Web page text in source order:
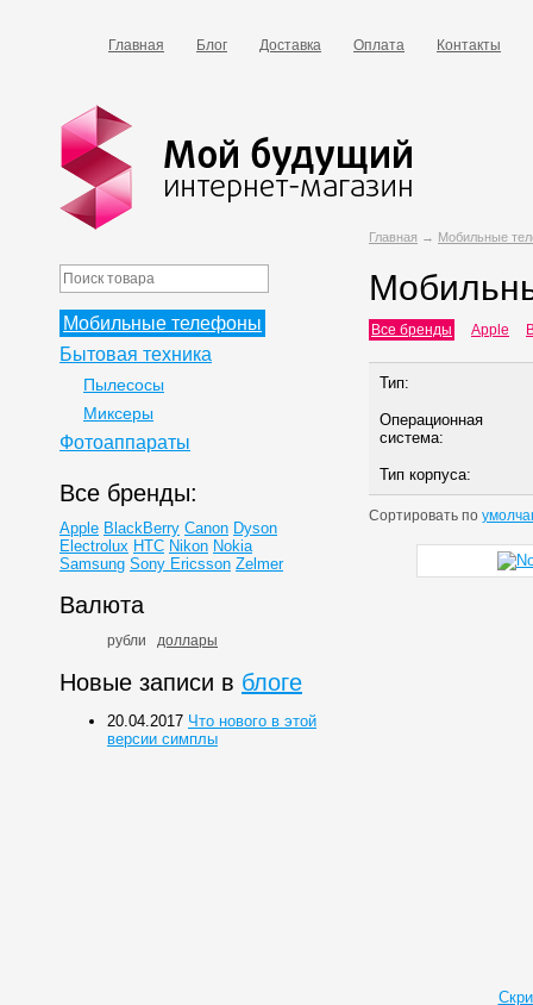
Главная Блог Доставка Оплата Контакты
Главная → Мобильные
Все бренды Apple
Тип:
Операционная
система:
Тип корпуса:
Сортировать по
Мобильные телефоны
Бытовая техника
Пылесосы
Миксеры
Фотоаппараты
Все бренды:
Apple BlackBerry Canon Dyson
Electrolux HTC Nikon Nokia
Samsung Sony Ericsson Zelmer
Валюта
рубли доллары
Новые записи в блоге
20.04.2017 Что нового в этой
версии симплы